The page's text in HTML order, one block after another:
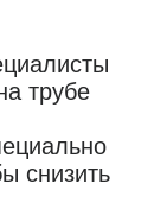
трубе
снизить